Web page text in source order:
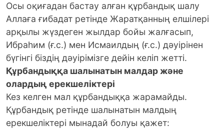
Осы оқиғадан бастау алған құрбандық шалу
Аллаға ғибадат ретінде Жаратқанның елшілері
арқылы жүздеген жылдар бойы жалғасып,
Ибраһим (ғ.с.) мен Исмаилдың (ғ.с.) дәуірінен
бүгінгі біздің дәуірімізге дейін келіп жетті.
Құрбандыққа шалынатын малдар және
олардың ерекшеліктері
Кез келген мал құрбандыққа жарамайды.
Құрбандық ретінде шалынатын малдың
ерекшеліктері мынадай болуы қажет: